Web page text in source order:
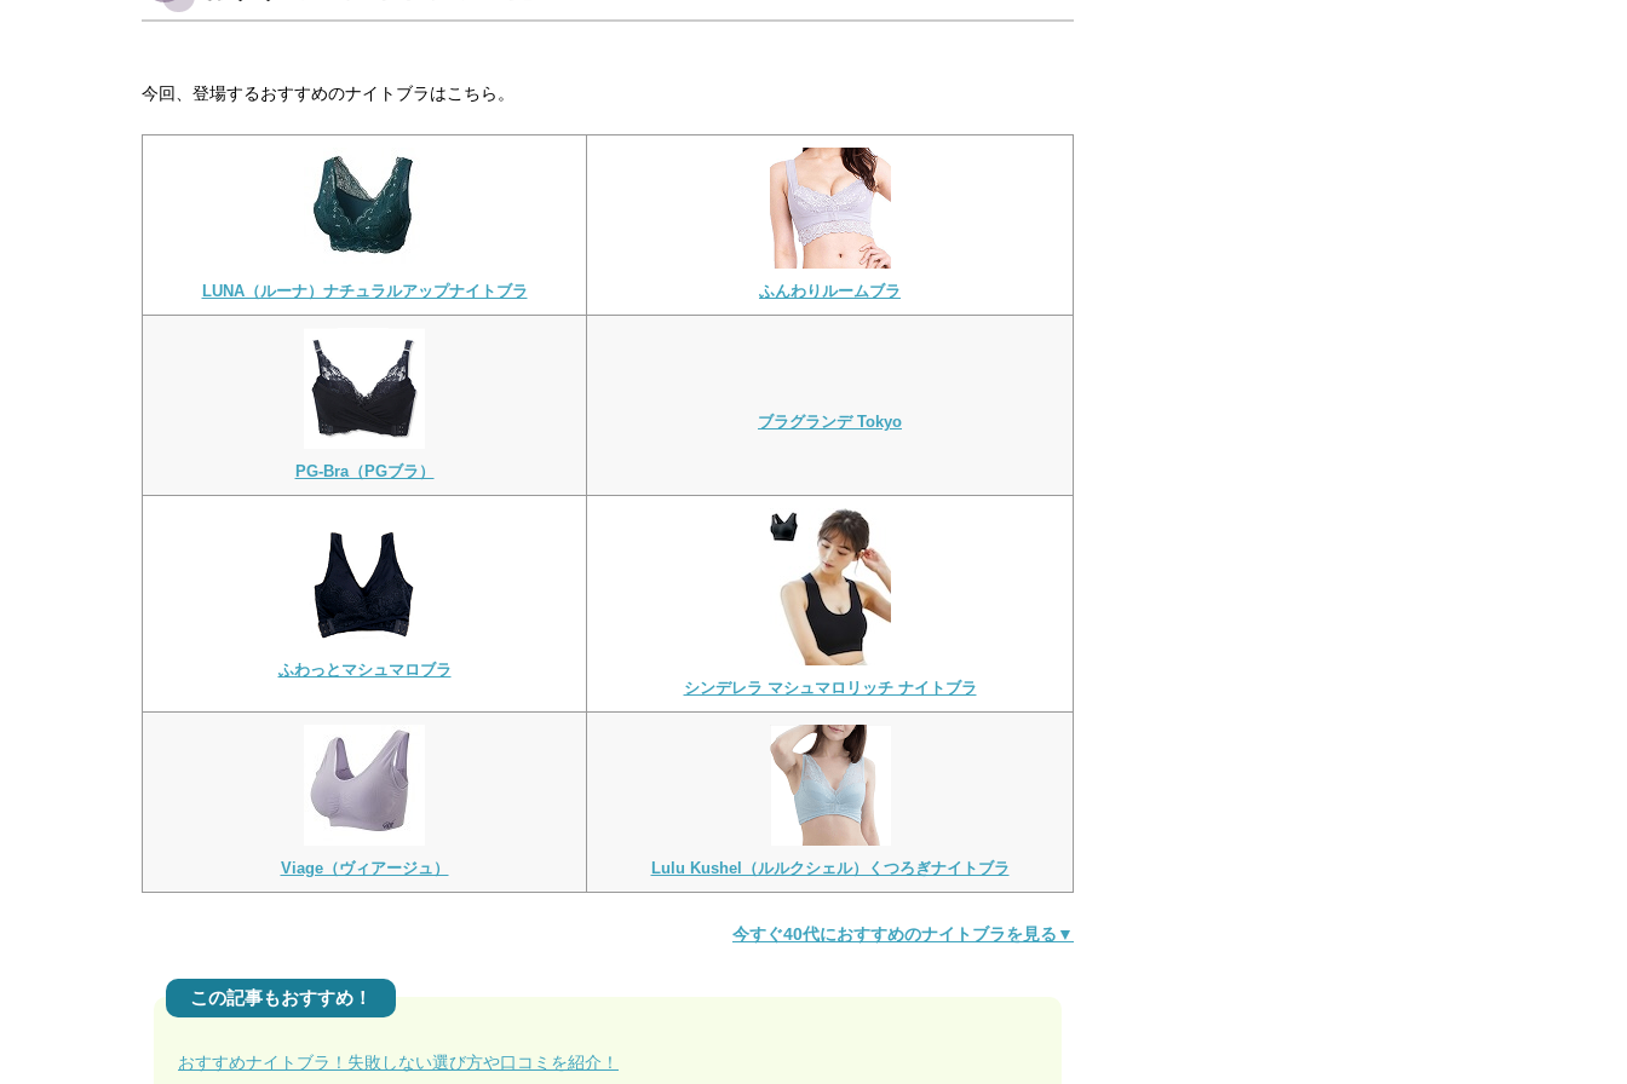
今回、登場するおすすめのナイトブラはこちら。
LUNA（ルーナ）ナチュラルアップナイトブラ ふんわりルームブラ
PG-Bra（PGブラ）
ブラグランデ Tokyo
ふわっとマシュマロブラ
シンデレラ マシュマロリッチ ナイトブラ
Viage（ヴィアージュ） Lulu Kushel（ルルクシェル）くつろぎナイトブラ
今すぐ40代におすすめのナイトブラを見る▼
この記事もおすすめ！
おすすめナイトブラ！失敗しない選び方や口コミを紹介！